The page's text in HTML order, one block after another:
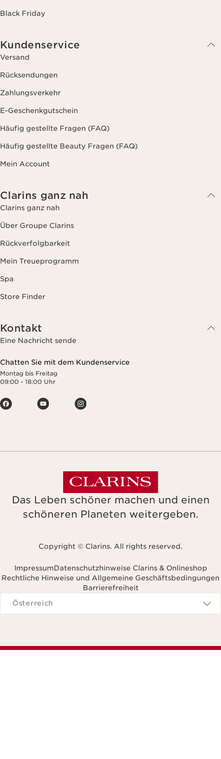
Black Friday
Kundenservice
Versand
Rücksendungen
Zahlungsverkehr
E-Geschenkgutschein
Häufig gestellte Fragen (FAQ)
Häufig gestellte Beauty Fragen (FAQ)
Mein Account
Clarins ganz nah
Clarins ganz nah
Über Groupe Clarins
Rückverfolgbarkeit
Mein Treueprogramm
Spa
Store Finder
Kontakt
Eine Nachricht sende
Chatten Sie mit dem Kundenservice
Montag bis Freitag
09:00 - 18:00 Uhr
Das Leben schöner machen und einen
schöneren Planeten weitergeben.
Copyright © Clarins. All rights reserved.
ImpressumDatenschutzhinweise Clarins & Onlineshop
Rechtliche Hinweise und Allgemeine Geschäftsbedingungen
Barrierefreiheit
Navigieren zu
Österreich